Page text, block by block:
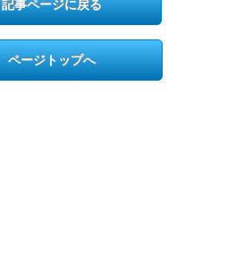
記事ページに戻る
ページトップへ